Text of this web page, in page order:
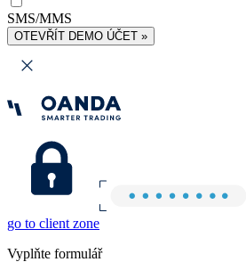
SMS/MMS
OTEVŘÍT DEMO ÚČET »
go to client zone
Vyplňte formulář